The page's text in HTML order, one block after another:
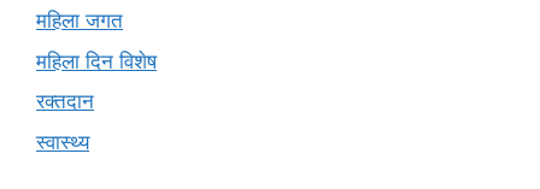
महिला जगत
महिला दिन विशेष
रक्तदान
स्वास्थ्य